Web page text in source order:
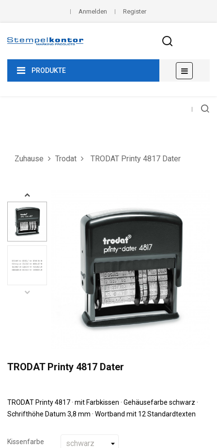
Anmelden Register
PRODUKTE
der
☰
Zuhause Trodat TRODAT Printy 4817 Dater
TRODAT Printy 4817 Dater
TRODAT Printy 4817 · mit Farbkissen · Gehäusefarbe schwarz ·
Schrifthöhe Datum 3,8 mm · Wortband mit 12 Standardtexten
Kissenfarbe